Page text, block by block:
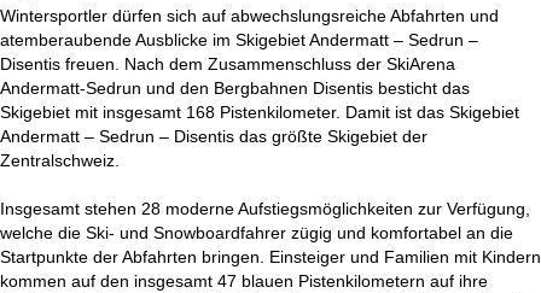
Wintersportler dürfen sich auf abwechslungsreiche Abfahrten und
atemberaubende Ausblicke im Skigebiet Andermatt – Sedrun –
Disentis freuen. Nach dem Zusammenschluss der SkiArena
Andermatt-Sedrun und den Bergbahnen Disentis besticht das
Skigebiet mit insgesamt 168 Pistenkilometer. Damit ist das Skigebiet
Andermatt – Sedrun – Disentis das größte Skigebiet der
Zentralschweiz.
Insgesamt stehen 28 moderne Aufstiegsmöglichkeiten zur Verfügung,
welche die Ski- und Snowboardfahrer zügig und komfortabel an die
Startpunkte der Abfahrten bringen. Einsteiger und Familien mit Kindern
kommen auf den insgesamt 47 blauen Pistenkilometern auf ihre